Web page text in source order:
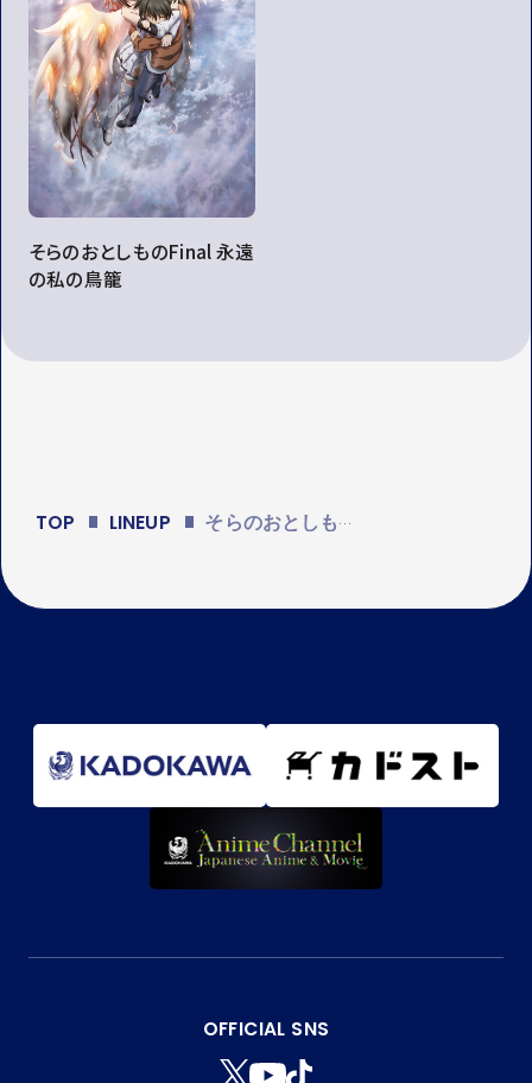
そらのおとしものFinal 永遠
の私の鳥籠
TOP LINEUP そらのおとしものf
OFFICIAL SNS